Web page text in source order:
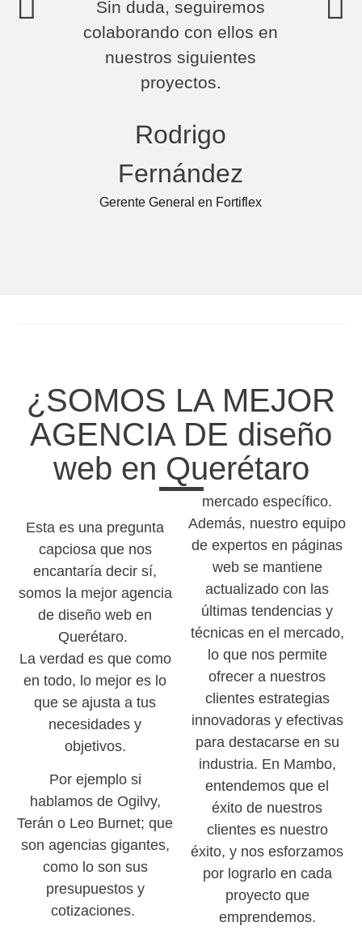
Sin duda, seguiremos
colaborando con ellos en
nuestros siguientes
proyectos.
Rodrigo
Fernández
Gerente General en Fortiflex
¿SOMOS LA MEJOR
AGENCIA DE diseño
web en Querétaro
Esta es una pregunta
capciosa que nos
encantaría decir sí,
somos la mejor agencia
de diseño web en
Querétaro.
La verdad es que como
en todo, lo mejor es lo
que se ajusta a tus
necesidades y
objetivos.
Por ejemplo si
hablamos de Ogilvy,
Terán o Leo Burnet; que
son agencias gigantes,
como lo son sus
presupuestos y
cotizaciones.
mercado específico.
Además, nuestro equipo
de expertos en páginas
web se mantiene
actualizado con las
últimas tendencias y
técnicas en el mercado,
lo que nos permite
ofrecer a nuestros
clientes estrategias
innovadoras y efectivas
para destacarse en su
industria. En Mambo,
entendemos que el
éxito de nuestros
clientes es nuestro
éxito, y nos esforzamos
por lograrlo en cada
proyecto que
emprendemos.